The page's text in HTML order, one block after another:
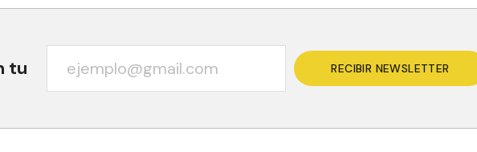
tu RECIBIR NEWSLETTER